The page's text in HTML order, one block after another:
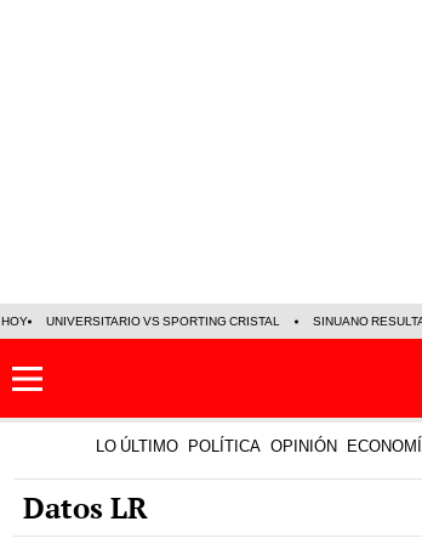
HOY UNIVERSITARIO VS SPORTING CRISTAL SINUANO
LO ÚLTIMO POLÍTICA OPINIÓN
Datos LR